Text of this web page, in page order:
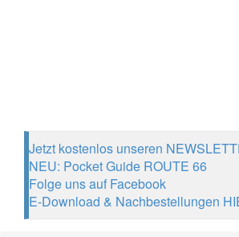
Jetzt kostenlos unseren
NEU: Pocket Guide ROUTE 66
Folge uns auf Facebook
E-Download & Nachbestellungen